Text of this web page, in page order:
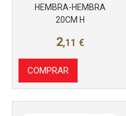
HEMBRA-HEMBRA
20CM H
2,11 €
COMPRAR